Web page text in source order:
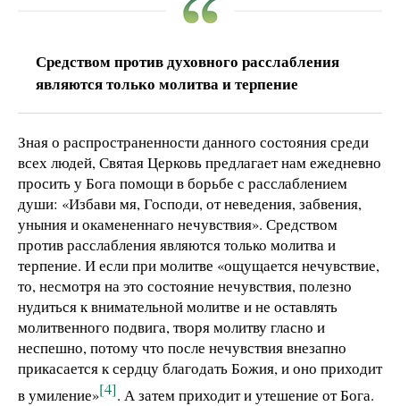
Средством против духовного расслабления
являются только молитва и терпение
Зная о распространенности данного состояния среди
всех людей, Святая Церковь предлагает нам ежедневно
просить у Бога помощи в борьбе с расслаблением
души: «Избави мя, Господи, от неведения, забвения,
уныния и окамененнаго нечувствия». Средством
против расслабления являются только молитва и
терпение. И если при молитве «ощущается нечувствие,
то, несмотря на это состояние нечувствия, полезно
нудиться к внимательной молитве и не оставлять
молитвенного подвига, творя молитву гласно и
неспешно, потому что после нечувствия внезапно
прикасается к сердцу благодать Божия, и оно приходит
в умиление»[4]. А затем приходит и утешение от Бога.